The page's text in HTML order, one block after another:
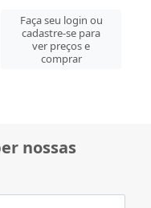
Faça seu login ou
cadastre-se para
ver preços e
comprar
nossas